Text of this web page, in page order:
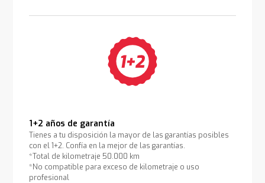
1+2 años de garantía
Tienes a tu disposición la mayor de las garantías posibles
con el 1+2. Confía en la mejor de las garantías.
*Total de kilometraje 50.000 km
*No compatible para exceso de kilometraje o uso
profesional